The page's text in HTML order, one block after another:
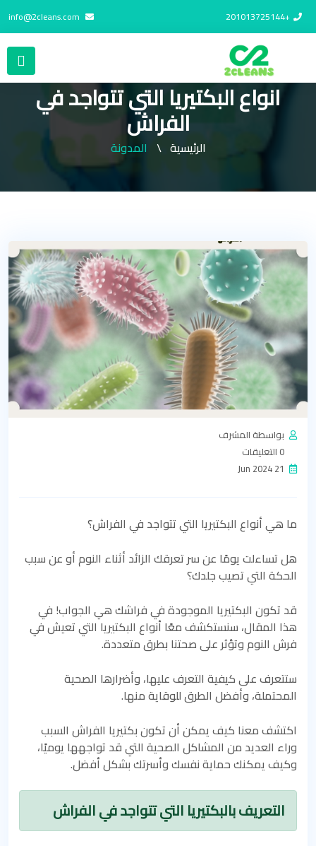
+201013725144
info@2cleans.com
انواع البكتيريا التي تتواجد في
الفراش
الرئيسية المدونة
بواسطة المشرف
ما هي أنواع البكتيريا التي تتواجد في الفراش؟
هل تساءلت يومًا عن سر تعرقك الزائد أثناء النوم أو عن سبب
الحكة التي تصيب جلدك؟
قد تكون البكتيريا الموجودة في فراشك هي الجواب! في
هذا المقال، سنستكشف معًا أنواع البكتيريا التي تعيش في
فرش النوم وتؤثر على صحتنا بطرق متعددة.
ستتعرف على كيفية التعرف عليها، وأضرارها الصحية
المحتملة، وأفضل الطرق للوقاية منها.
اكتشف معنا كيف يمكن أن تكون بكتيريا الفراش السبب
وراء العديد من المشاكل الصحية التي قد تواجهها يوميًا،
وكيف يمكنك حماية نفسك وأسرتك بشكل أفضل.
التعريف بالبكتيريا التي تتواجد في الفراش